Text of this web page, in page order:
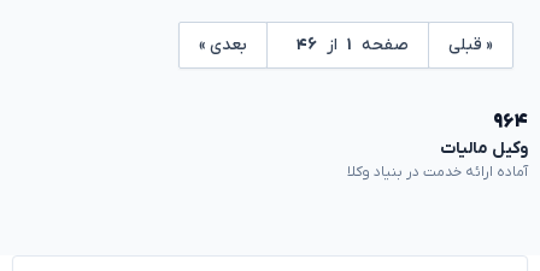
« قبلی صفحه ۱ از ۴۶ بعدی »
۹۶۴
وکیل مالیات
آماده ارائه خدمت در بنیاد وکلا